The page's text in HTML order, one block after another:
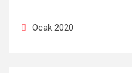
Ocak 2020